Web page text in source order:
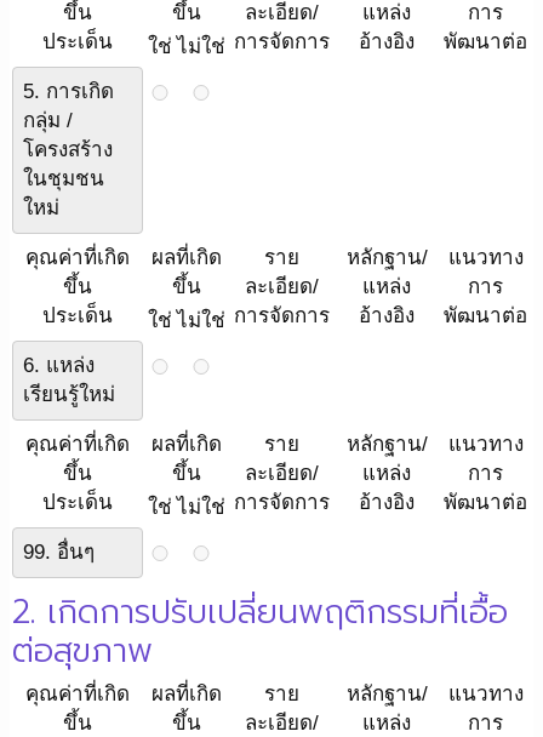
ขึ้น
ประเด็น
ขึ้น
ละเอียด/
การจัดการ
แหล่ง
อ้างอิง
การ
พัฒนาต่อ
ใช่ ไม่ใช่
5. การเกิด
กลุ่ม /
โครงสร้าง
ในชุมชน
ใหม่
คุณค่าที่เกิด
ขึ้น
ประเด็น
ผลที่เกิด
ขึ้น
ราย
ละเอียด/
การจัดการ
หลักฐาน/
แหล่ง
อ้างอิง
แนวทาง
การ
พัฒนาต่อ
ใช่ ไม่ใช่
6. แหล่ง
เรียนรู้ใหม่
คุณค่าที่เกิด
ขึ้น
ประเด็น
ผลที่เกิด
ขึ้น
ราย
ละเอียด/
การจัดการ
หลักฐาน/
แหล่ง
อ้างอิง
แนวทาง
การ
พัฒนาต่อ
ใช่ ไม่ใช่
99. อื่นๆ
2. เกิดการปรับเปลี่ยนพฤติกรรมที่เอื้อ
ต่อสุขภาพ
คุณค่าที่เกิด
ขึ้น
ผลที่เกิด
ขึ้น
ราย
ละเอียด/
หลักฐาน/
แหล่ง
แนวทาง
การ